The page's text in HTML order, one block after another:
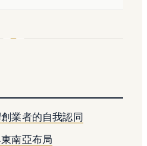
業者的自我認同
南亞布局